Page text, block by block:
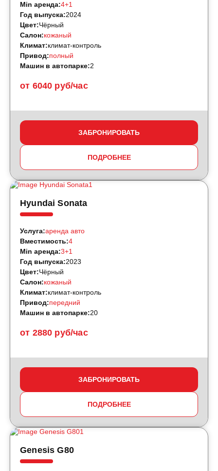
от 6040 руб/час
Min аренда:4+1
Год выпуска:2024
Цвет:Чёрный
Салон:кожаный
Климат:климат-контроль
Привод:полный
Машин в автопарке:2
ЗАБРОНИРОВАТЬ
ПОДРОБНЕЕ
Hyundai Sonata
от 2880 руб/час
Услуга:аренда авто
Вместимость:4
Min аренда:3+1
Год выпуска:2023
Цвет:Чёрный
Салон:кожаный
Климат:климат-контроль
Привод:передний
Машин в автопарке:20
ЗАБРОНИРОВАТЬ
ПОДРОБНЕЕ
Genesis G80